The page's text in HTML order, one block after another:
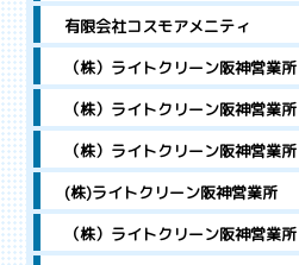
有限会社コスモアメニティ
（株）ライトクリーン阪神営業所
（株）ライトクリーン阪神営業所
（株）ライトクリーン阪神営業所
(株)ライトクリーン阪神営業所
（株）ライトクリーン阪神営業所